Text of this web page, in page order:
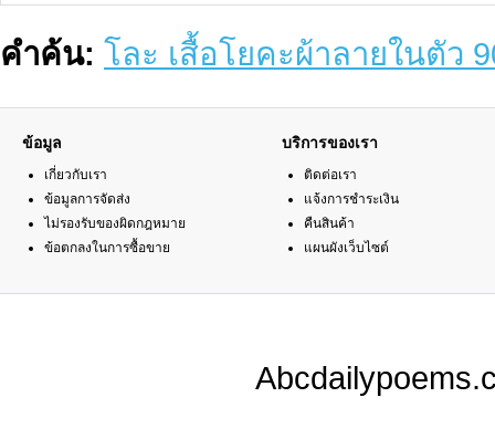
คำค้น: โละ เสื้อโยคะผ้าลายในตัว
ข้อมูล
เกี่ยวกับเรา
ข้อมูลการจัดส่ง
ไม่รองรับของผิดกฎหมาย
ข้อตกลงในการซื้อขาย
บริการของเรา
ติดต่อเรา
แจ้งการชำระเงิน
คืนสินค้า
แผนผังเว็บไซต์